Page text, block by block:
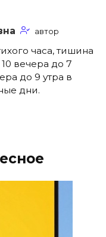
автор
часа, тишина
вечера до 7
до 9 утра в
дни.